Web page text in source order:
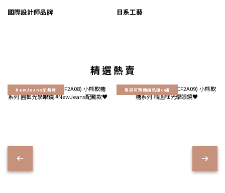
國際設計師品牌 日系工藝
精 選 熱 賣
NewJeans配戴款 售完可預購請私訊小編